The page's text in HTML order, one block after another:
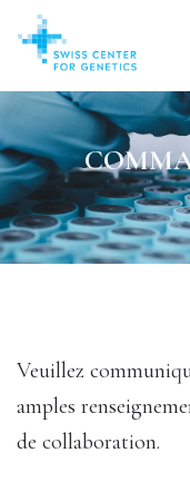
Veuillez
amples
de collaboration.